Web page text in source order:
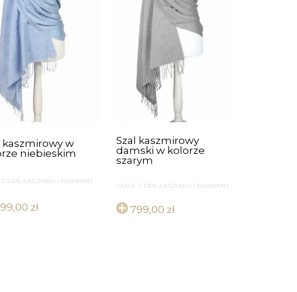
kaszmirowy w
niebieskim
Z 100% KASZMIRU / PASHMINY
zł
Szal kaszmirowy
damski w kolorze
szarym
SZALE Z 100% KASZMIRU / PASHMINY
799,00 zł